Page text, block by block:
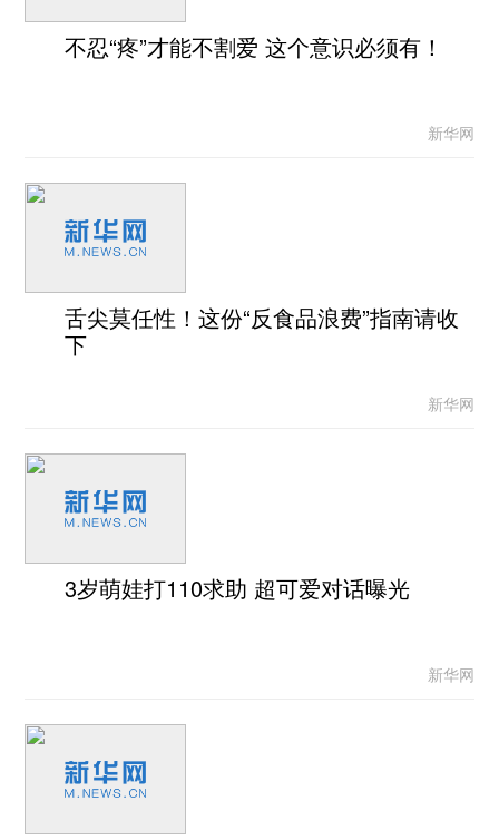
不忍“疼”才能不割爱 这个意识必须有！
新华网
舌尖莫任性！这份“反食品浪费”指南请收
下
新华网
3岁萌娃打110求助 超可爱对话曝光
新华网